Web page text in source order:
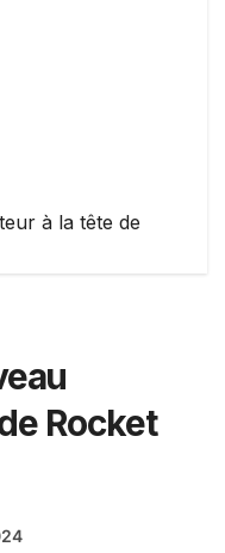
à la tête de
Rocket